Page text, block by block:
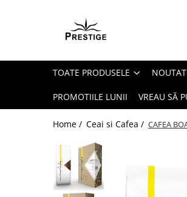
Toate Produsele
Pachete Speciale Carti
Spiritualitate - Ezoterism
AngelConnection
Arte Divinatorii
Chiromantie
TOATE PRODUSELE
PROMOTIILE LUNII VREAU SĂ
Home / Ceai si Cafea / CAFEA